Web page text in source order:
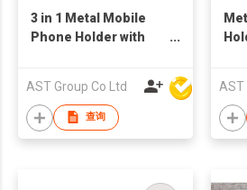
3 in 1 Metal Mobile
Phone Holder with
AST Group Co Ltd
查询
AST